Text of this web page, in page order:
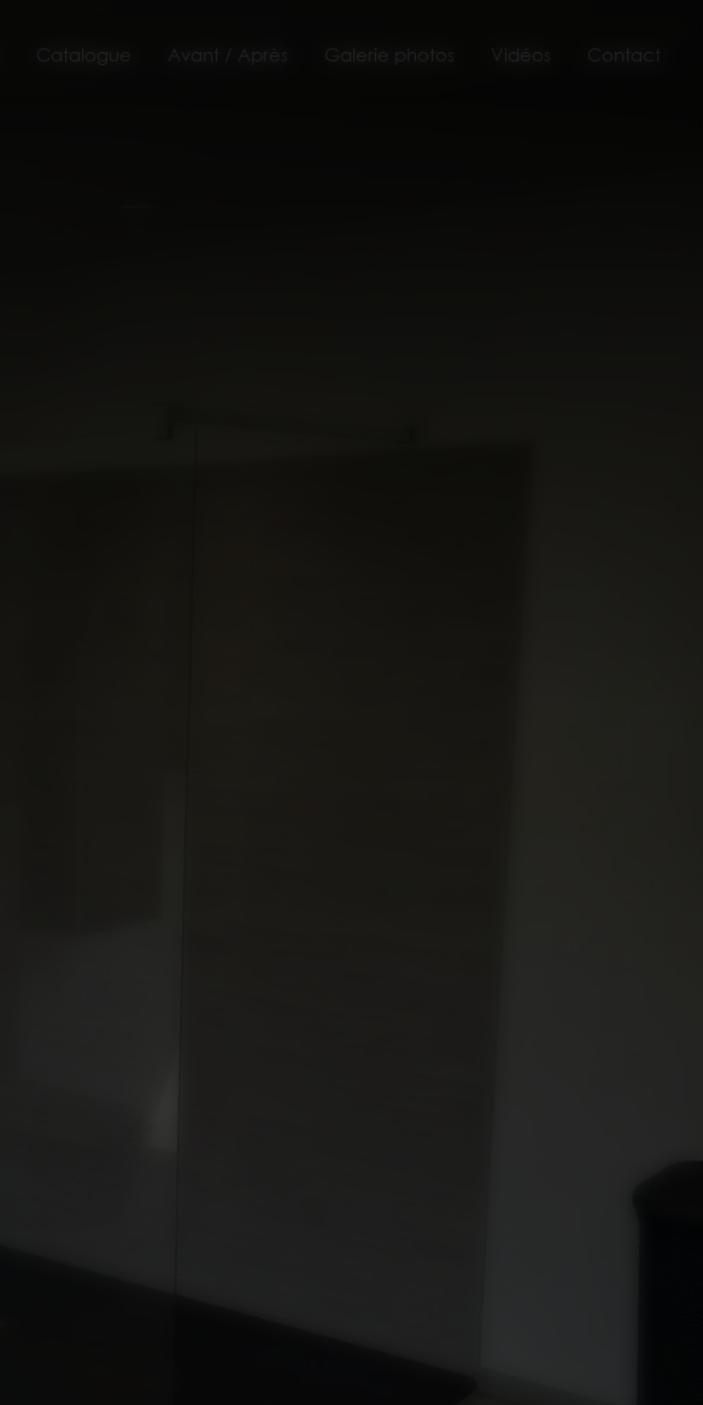
Catalogue Avant / Après Galerie photos Vidéos Contact